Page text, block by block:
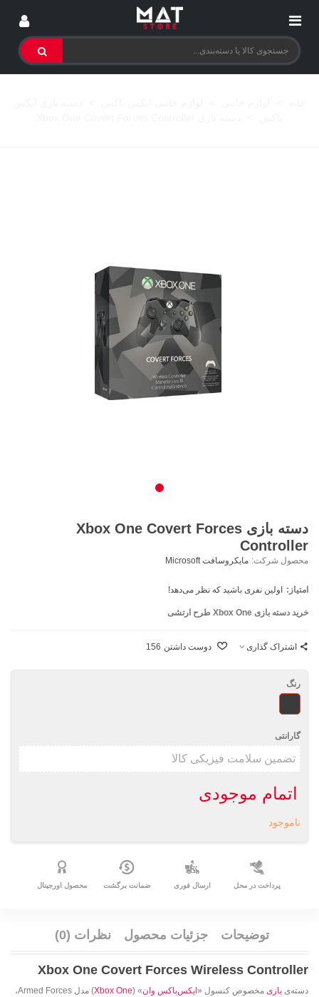
دسته بازی Xbox One Covert Forces
Controller
محصول شرکت: مایکروسافت Microsoft
امتیاز: اولین نفری باشید که نظر می‌دهد!
خرید دسته بازی Xbox One طرح ارتشی
اشتراک گذاری دوست داشتن 156
رنگ
طرحدار
گارانتی
اتمام موجودی
ناموجود
پرداخت در محل ارسال فوری ضمانت برگشت محصول اورجینال
توضیحات جزئیات محصول نظرات (0)
Xbox One Covert Forces Wireless Controller
دسته‌ی بازی مخصوص کنسول «ایکس‌باکس وان» (
Xbox One
) مدل Armed Forces،